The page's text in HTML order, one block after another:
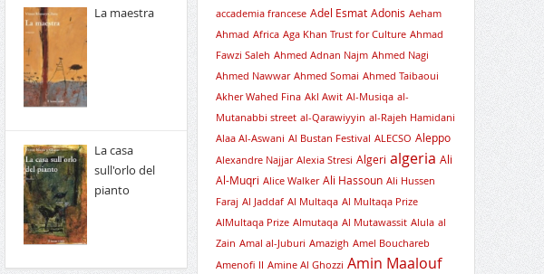
La maestra
La casa
sull'orlo del
pianto
accademia francese Adel Esmat Adonis Aeham
Ahmad Africa Aga Khan Trust for Culture Ahmad
Fawzi Saleh Ahmed Adnan Najm Ahmed Nagi
Ahmed Nawwar Ahmed Somai Ahmed Taibaoui
Akher Wahed Fina Akl Awit Al-Musiqa al-
Mutanabbi street al-Qarawiyyin al-Rajeh Hamidani
Alaa Al-Aswani Al Bustan Festival ALECSO Aleppo
Alexandre Najjar Alexia Stresi Algeri algeria Ali
Al-Muqri Alice Walker Ali Hassoun Ali Hussen
Faraj Al Jaddaf Al Multaqa Al Multaqa Prize
AlMultaqa Prize Almutaqa Al Mutawassit Alula al
Zain Amal al-Juburi Amazigh Amel Bouchareb
Amenofi II Amine Al Ghozzi Amin Maalouf